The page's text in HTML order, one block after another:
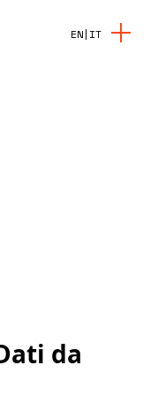
EN|IT
da